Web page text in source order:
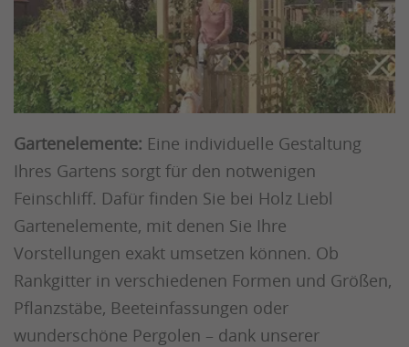
Gartenelemente: Eine individuelle Gestaltung
Ihres Gartens sorgt für den notwenigen
Feinschliff. Dafür finden Sie bei Holz Liebl
Gartenelemente, mit denen Sie Ihre
Vorstellungen exakt umsetzen können. Ob
Rankgitter in verschiedenen Formen und Größen,
Pflanzstäbe, Beeteinfassungen oder
wunderschöne Pergolen – dank unserer